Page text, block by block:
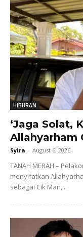
HIBURAN
‘Jaga Solat,
Allahyarham
Syira - August 6, 2026
TANAH MERAH –
menyifatkan
sebagai Cik Man,...